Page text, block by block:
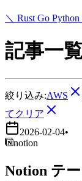
＼ Rust Go
記事一
絞り込み:AWS
てクリア
2026-02-04•
notion
Notion テ